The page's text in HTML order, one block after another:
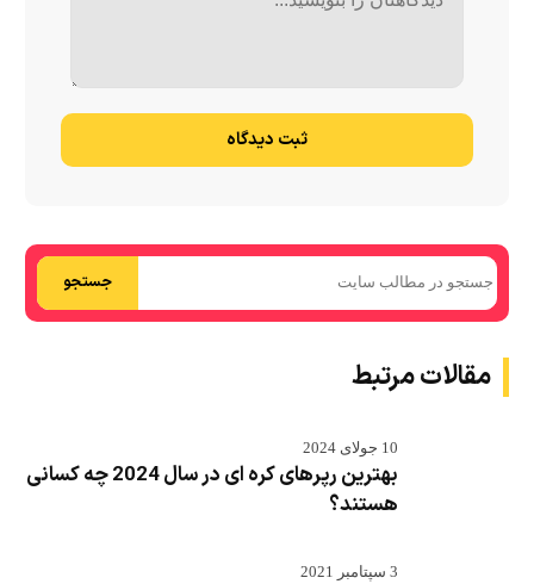
ثبت دیدگاه
جستجو
مقالات مرتبط
10 جولای 2024
بهترین رپرهای کره ای در سال 2024 چه کسانی
هستند؟
3 سپتامبر 2021